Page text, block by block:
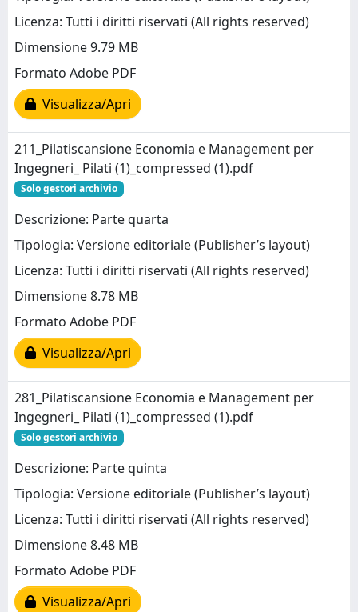
Licenza: Tutti i diritti riservati (All rights reserved)
Dimensione 9.79 MB
Formato Adobe PDF
Visualizza/Apri
211_Pilatiscansione Economia e Management per
Ingegneri_ Pilati (1)_compressed (1).pdf
Solo gestori archivio
Descrizione: Parte quarta
Tipologia: Versione editoriale (Publisher’s layout)
Licenza: Tutti i diritti riservati (All rights reserved)
Dimensione 8.78 MB
Formato Adobe PDF
Visualizza/Apri
281_Pilatiscansione Economia e Management per
Ingegneri_ Pilati (1)_compressed (1).pdf
Solo gestori archivio
Descrizione: Parte quinta
Tipologia: Versione editoriale (Publisher’s layout)
Licenza: Tutti i diritti riservati (All rights reserved)
Dimensione 8.48 MB
Formato Adobe PDF
Visualizza/Apri